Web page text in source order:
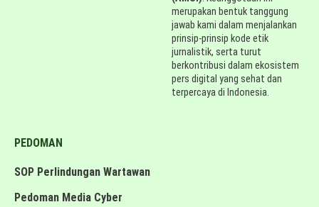
merupakan bentuk tanggung
jawab kami dalam menjalankan
prinsip-prinsip kode etik
jurnalistik, serta turut
berkontribusi dalam ekosistem
pers digital yang sehat dan
terpercaya di Indonesia.
PEDOMAN
SOP Perlindungan Wartawan
Pedoman Media Cyber